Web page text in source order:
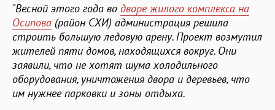
"Весной этого года во дворе жилого комплекса на
Осипова (район СХИ) администрация решила
строить большую ледовую арену. Проект возмутил
жителей пяти домов, находящихся вокруг. Они
заявили, что не хотят шума холодильного
оборудования, уничтожения двора и деревьев, что
им нужнее парковки и зоны отдыха.